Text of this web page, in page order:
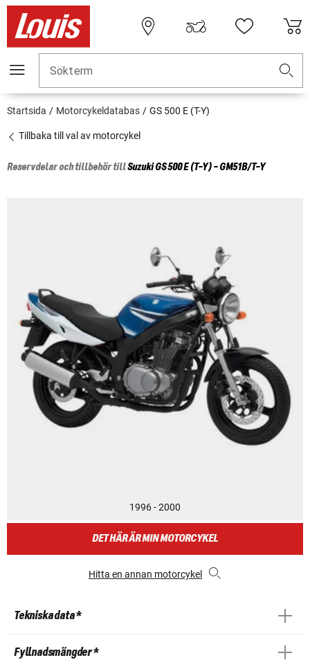
Sökterm
Startsida Motorcykeldatabas GS 500 E (T-Y)
Tillbaka till val av motorcykel
Reservdelar och tillbehör tillSuzukiGS 500 E (T-Y) - GM51B/T-Y
1996 - 2000
DET HÄR ÄR MIN MOTORCYKEL
Hitta en annan motorcykel
Tekniska data *
Fyllnadsmängder *